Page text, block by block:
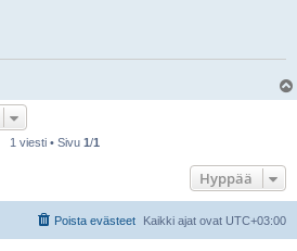
1 viesti • Sivu 1/1
Hyppää
Kaikki ajat ovat UTC+03:00
Poista evästeet